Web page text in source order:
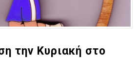
την Κυριακή στο